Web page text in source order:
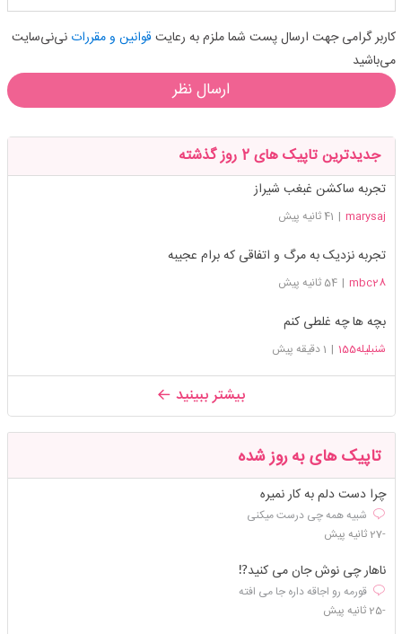
کاربر گرامی جهت ارسال پست شما ملزم به رعایت قوانین و مقرراتنی‌نی‌سایت
می‌باشید
ارسال نظر
جدیدترین تاپیک های 2 روز گذشته
تجربه ساکشن غبغب شیراز
marysaj
| 41 ثانیه پیش
تجربه نزدیک به مرگ و اتفاقی که برام عجیبه
mbc28
| 54 ثانیه پیش
بچه ها چه غلطی کنم
شنبلیله155 | 1 دقیقه پیش
بیشتر ببینید
تاپیک های به روز شده
چرا دست دلم به کار نمیره
شبیه همه چی درست میکنی
-27 ثانیه پیش
ناهار چی نوش جان می کنید⁉️
قورمه رو اجاقه داره جا می افته
-25 ثانیه پیش